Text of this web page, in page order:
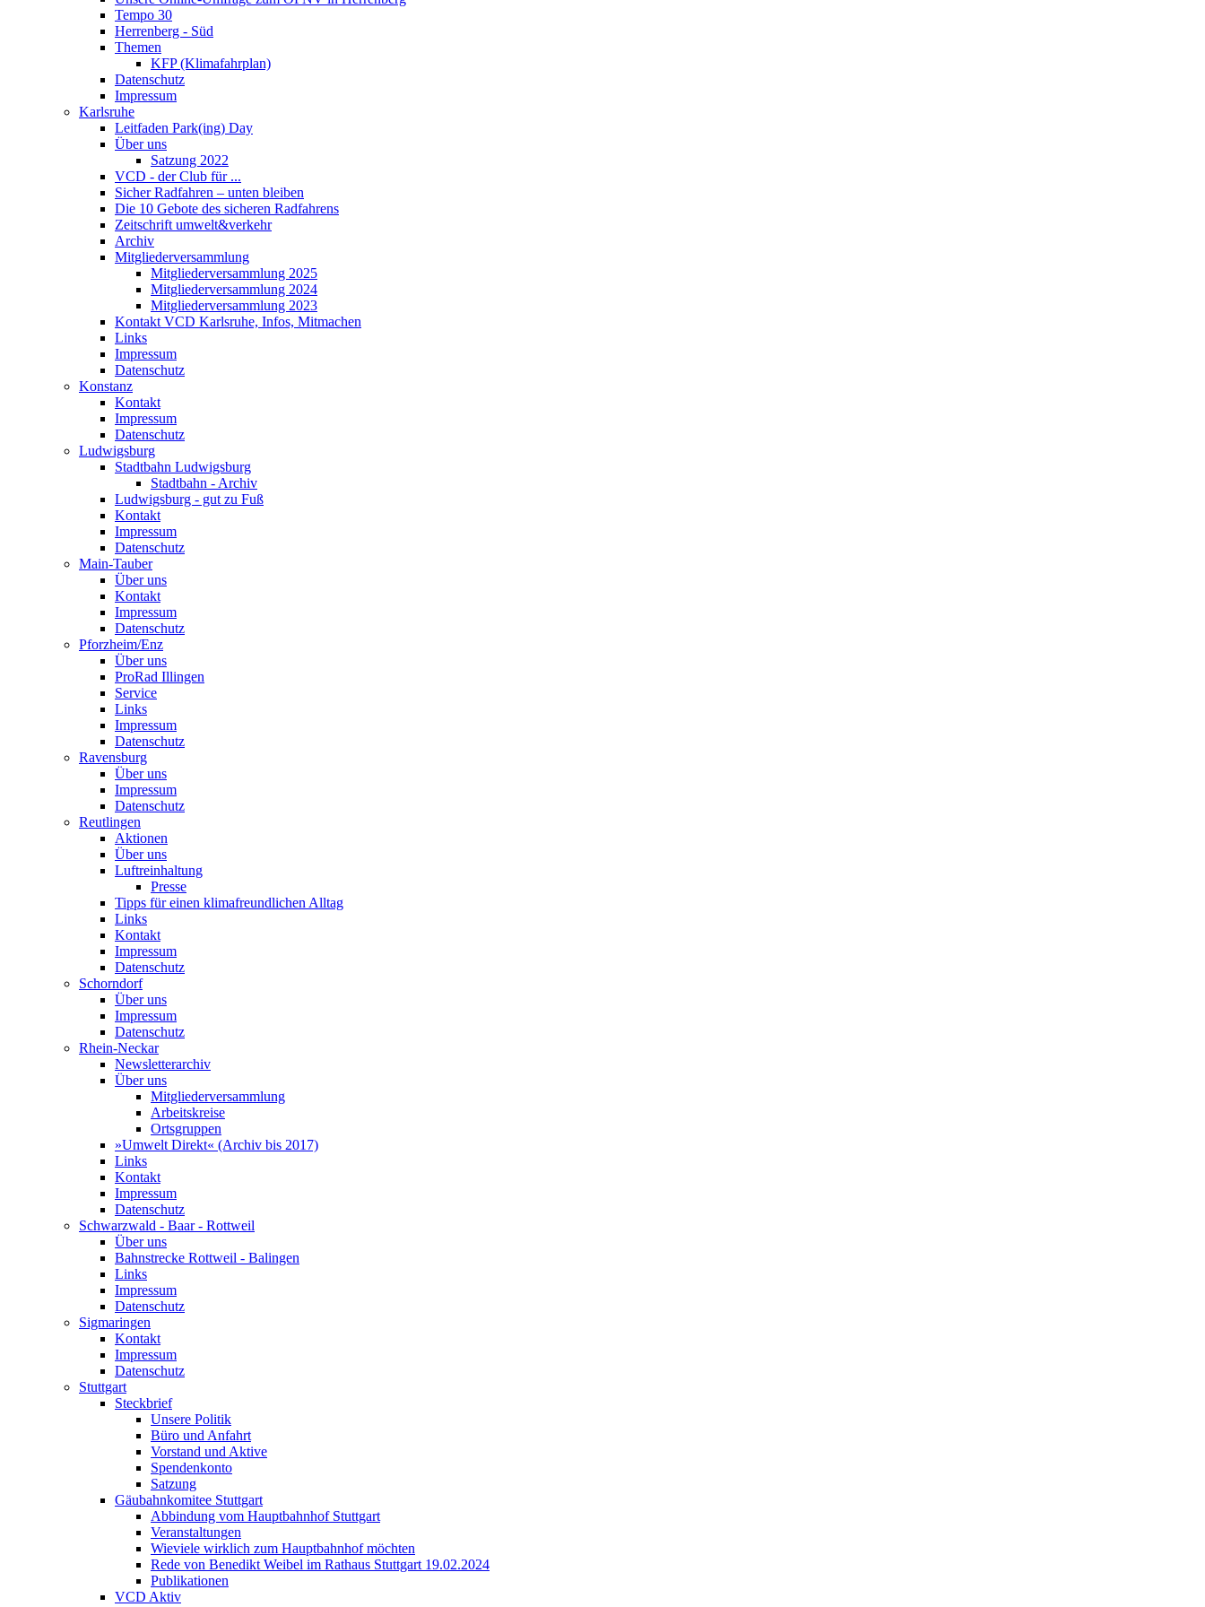
Tempo 30
Herrenberg - Süd
Themen
KFP (Klimafahrplan)
Datenschutz
Impressum
Karlsruhe
Leitfaden Park(ing) Day
Über uns
Satzung 2022
VCD - der Club für ...
Sicher Radfahren – unten bleiben
Die 10 Gebote des sicheren Radfahrens
Zeitschrift umwelt&verkehr
Archiv
Mitgliederversammlung
Mitgliederversammlung 2025
Mitgliederversammlung 2024
Mitgliederversammlung 2023
Kontakt VCD Karlsruhe, Infos, Mitmachen
Links
Impressum
Datenschutz
Konstanz
Kontakt
Impressum
Datenschutz
Ludwigsburg
Stadtbahn Ludwigsburg
Stadtbahn - Archiv
Ludwigsburg - gut zu Fuß
Kontakt
Impressum
Datenschutz
Main-Tauber
Über uns
Kontakt
Impressum
Datenschutz
Pforzheim/Enz
Über uns
ProRad Illingen
Service
Links
Impressum
Datenschutz
Ravensburg
Über uns
Impressum
Datenschutz
Reutlingen
Aktionen
Über uns
Luftreinhaltung
Presse
Tipps für einen klimafreundlichen Alltag
Links
Kontakt
Impressum
Datenschutz
Schorndorf
Über uns
Impressum
Datenschutz
Rhein-Neckar
Newsletterarchiv
Über uns
Mitgliederversammlung
Arbeitskreise
Ortsgruppen
»Umwelt Direkt« (Archiv bis 2017)
Links
Kontakt
Impressum
Datenschutz
Schwarzwald - Baar - Rottweil
Über uns
Bahnstrecke Rottweil - Balingen
Links
Impressum
Datenschutz
Sigmaringen
Kontakt
Impressum
Datenschutz
Stuttgart
Steckbrief
Unsere Politik
Büro und Anfahrt
Vorstand und Aktive
Spendenkonto
Satzung
Gäubahnkomitee Stuttgart
Abbindung vom Hauptbahnhof Stuttgart
Veranstaltungen
Wieviele wirklich zum Hauptbahnhof möchten
Rede von Benedikt Weibel im Rathaus Stuttgart 19.02.2024
Publikationen
VCD Aktiv